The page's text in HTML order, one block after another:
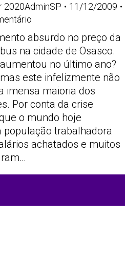
2020AdminSP
11/12/2009
absurdo no preço da
na cidade de Osasco.
no último ano?
este infelizmente não
imensa maioria dos
Por conta da crise
o mundo hoje
população trabalhadora
achatados e muitos